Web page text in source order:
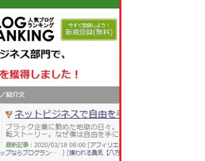
調
節
に
は
キ
ー
を
使
っ